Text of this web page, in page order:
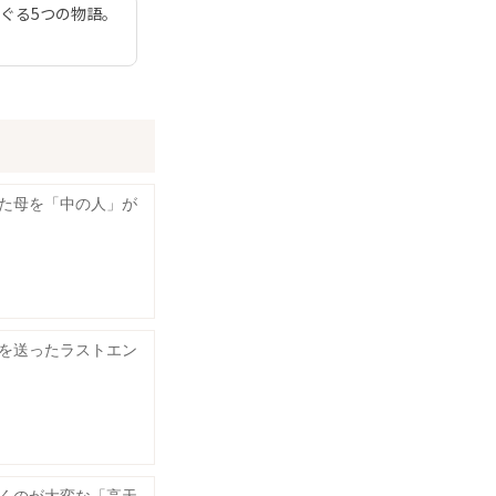
る5つの物語。
母を「中の人」が
送ったラストエン